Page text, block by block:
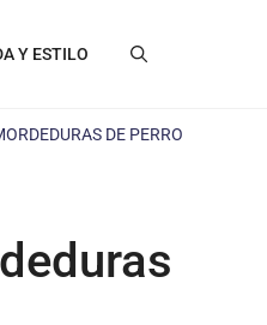
Y ESTILO
DE PERRO